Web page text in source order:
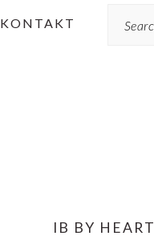
KONTAKT
PRIMÆR
IB BY HEART